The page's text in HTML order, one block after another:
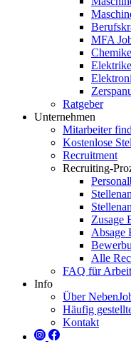
MFA
Ratgeber
Unternehmen
Mitarbeiter
Kostenlose
Recruitment
Recruiting-
Zusage
Absage
Alle
FAQ für
Info
Über
Häufig
Kontakt